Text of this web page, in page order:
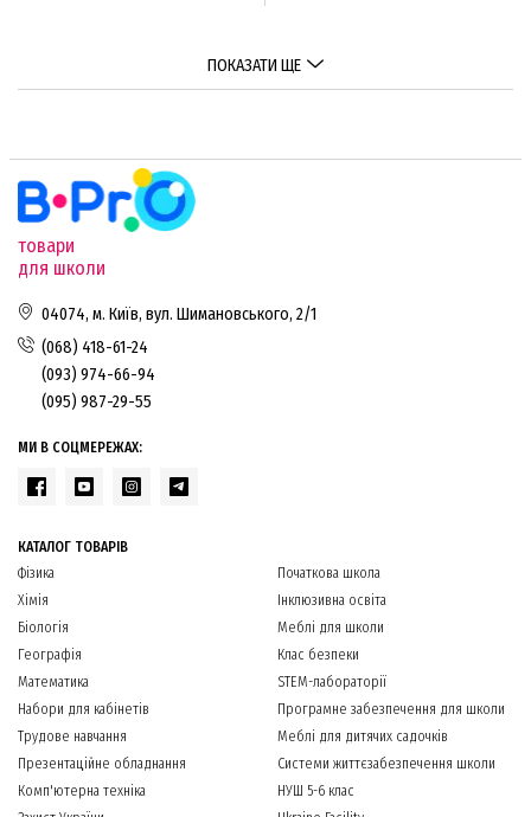
ПОКАЗАТИ ЩЕ
товари
для школи
04074, м. Київ, вул. Шимановського, 2/1
(068) 418-61-24
(093) 974-66-94
(095) 987-29-55
МИ В СОЦМЕРЕЖАХ:
КАТАЛОГ ТОВАРІВ
Фізика
Хімія
Біологія
Географія
Математика
Набори для кабінетів
Трудове навчання
Презентаційне обладнання
Комп'ютерна техніка
Початкова школа
Інклюзивна освіта
Меблі для школи
Клас безпеки
STEM-лабораторії
Програмне забезпечення для школи
Меблі для дитячих садочків
Системи життєзабезпечення школи
НУШ 5-6 клас